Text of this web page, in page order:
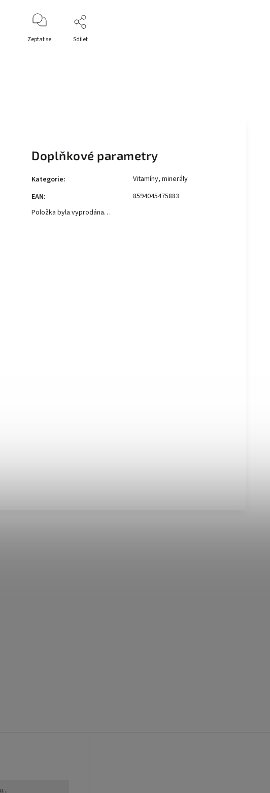
Zeptat se Sdílet
Doplňkové parametry
Kategorie:
Vitamíny, minerály
EAN:
8594045475883
Položka byla vyprodána…